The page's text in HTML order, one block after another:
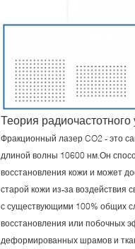
Теория радиочастотного
Фракционный лазер CO2 - это
длиной волны 10600 нм.Он
восстановления кожи и может
старой кожи из-за
с существующими 100% общих
восстановления или побочных
деформированных шрамов и